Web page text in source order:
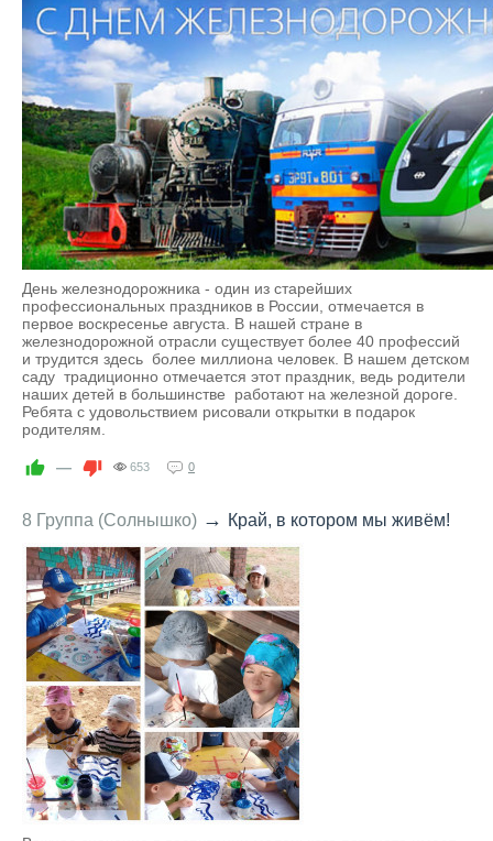
День железнодорожника - один из старейших
профессиональных праздников в России, отмечается в
первое воскресенье августа. В нашей стране в
железнодорожной отрасли существует более 40 профессий
и трудится здесь более миллиона человек. В нашем детском
саду традиционно отмечается этот праздник, ведь родители
наших детей в большинстве работают на железной дороге.
Ребята с удовольствием рисовали открытки в подарок
родителям.
— 653 0
8 Группа (Солнышко) → Край, в котором мы живём!